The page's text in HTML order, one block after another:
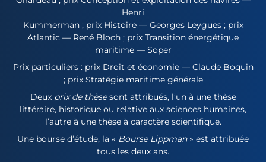
Henri
Kummerman ; prix Histoire — Georges Leygues ; prix
Atlantic — René Bloch ; prix Transition énergétique
maritime — Soper
Prix particuliers : prix Droit et économie — Claude Boquin
; prix Stratégie maritime générale
Deux prix de thèsesont attribués, l’un à une thèse
littéraire, historique ou relative aux sciences humaines,
l’autre à une thèse à caractère scientifique.
Une bourse d’étude, la « Bourse Lippman» est attribuée
tous les deux ans.